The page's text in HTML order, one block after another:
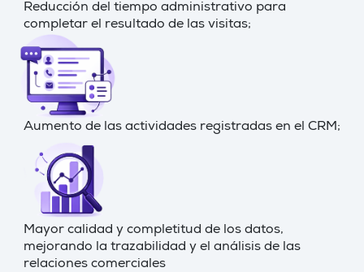
Reducción del tiempo administrativo para
completar el resultado de las visitas;
Aumento de las actividades registradas en el CRM;
Mayor calidad y completitud de los datos,
mejorando la trazabilidad y el análisis de las
relaciones comerciales